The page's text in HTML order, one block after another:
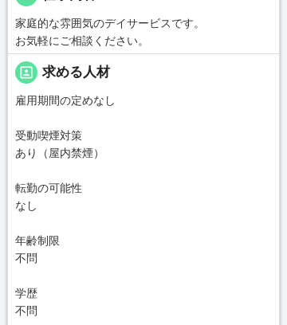
家庭的な雰囲気のデイサービスです。
お気軽にご相談ください。
portrait 求める人材
雇用期間の定めなし
受動喫煙対策
あり（屋内禁煙）
転勤の可能性
なし
年齢制限
不問
学歴
不問